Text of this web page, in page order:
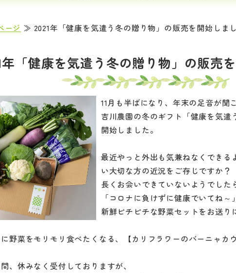
ージ ≫ 2021年「健康を気遣う冬の贈り物」の販売を開始しま
年「健康を気遣う冬の贈り物」の販売
11月も半ばになり、年末の足音が聞
吉川農園の冬のギフト「健康を気遣
開始しました。
最近やっと外出も気兼ねなくできる
い大切な方の近況をご存じですか？
長くお会いできていないようでした
「コロナに負けずに健康でいてね～
新鮮ピチピチな野菜セットをお送り
野菜をモリモリ食べたくなる、【カリフラワーのバーニャカ
、休みなく受付しておりますが、